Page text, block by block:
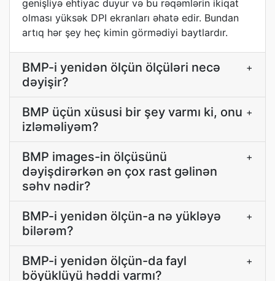
genişliyə ehtiyac duyur və bu rəqəmlərin ikiqat
olması yüksək DPI ekranları əhatə edir. Bundan
artıq hər şey heç kimin görmədiyi baytlardır.
BMP-i yenidən ölçün ölçüləri necə
dəyişir?
+
BMP üçün xüsusi bir şey varmı ki, onu
izləməliyəm?
+
BMP images-in ölçüsünü
dəyişdirərkən ən çox rast gəlinən
səhv nədir?
+
BMP-i yenidən ölçün-a nə yükləyə
bilərəm?
+
BMP-i yenidən ölçün-da fayl
böyüklüyü həddi varmı?
+